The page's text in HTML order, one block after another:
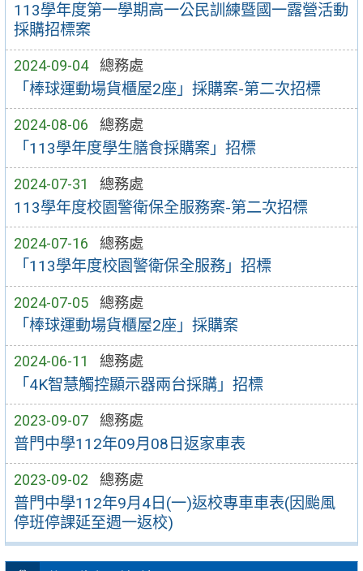
113學年度第一學期高一公民訓練暨國一露營活動
採購招標案
2024-09-04 總務處
「棒球運動場貨櫃屋2座」採購案-第二次招標
2024-08-06 總務處
「113學年度學生膳食採購案」招標
2024-07-31 總務處
113學年度校園警衛保全服務案-第二次招標
2024-07-16 總務處
「113學年度校園警衛保全服務」招標
2024-07-05 總務處
「棒球運動場貨櫃屋2座」採購案
2024-06-11 總務處
「4K智慧觸控顯示器兩台採購」招標
2023-09-07 總務處
普門中學112年09月08日返家車表
2023-09-02 總務處
普門中學112年9月4日(一)返校專車車表(因颱風
停班停課延至週一返校)